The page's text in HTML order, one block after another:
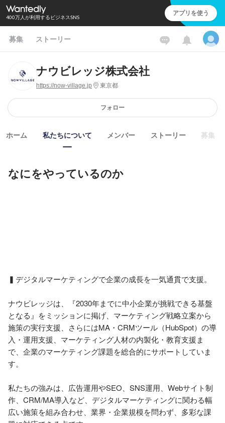
400万人が利用するビジネスSNS アプリを使う
募集 ストーリー
ナウビレッジ株式会社
https://now-village.jp 東京都
フォロー
ホーム 私たちについて メンバー ストーリー 募集
なにをやっているのか
▍デジタルマーケティングで企業の成長を一気通貫で支援。
ナウビレッジは、『2030年までに中小企業が挑戦できる基盤
となる』をミッションに掲げ、マーケティング戦略立案から
施策の実行支援、さらにはMA・CRMツール（HubSpot）の導
入・運用支援、マーケティング人材の内製化・教育支援ま
で、企業のマーケティング課題を総合的にサポートしていま
す。
私たちの強みは、広告運用やSEO、SNS運用、Webサイト制
作、CRM/MA導入など、デジタルマーケティングに関わる幅
広い施策を組み合わせ、業界・企業規模を問わず、多彩な課